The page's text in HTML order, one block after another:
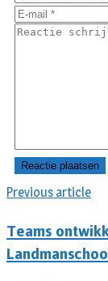
Previous article
Teams